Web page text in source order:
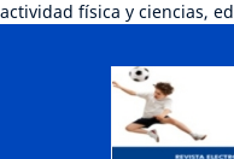
actividad física y ciencias,